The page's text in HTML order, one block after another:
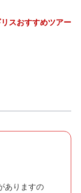
スおすすめツアー
ありますの